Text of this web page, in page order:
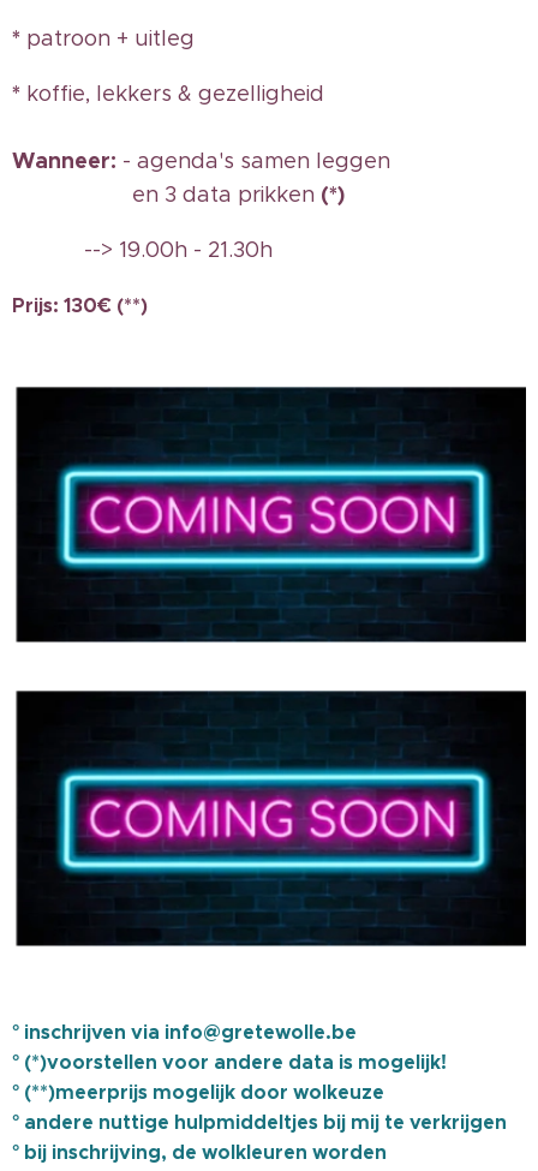
* patroon + uitleg
* koffie, lekkers & gezelligheid
Wanneer: - agenda's samen leggen
en 3 data prikken (*)
--> 19.00h - 21.30h
Prijs: 130€ (**)
° inschrijven via info@gretewolle.be
° (*)voorstellen voor andere data is mogelijk!
° (**)meerprijs mogelijk door wolkeuze
° andere nuttige hulpmiddeltjes bij mij te verkrijgen
° bij inschrijving, de wolkleuren worden